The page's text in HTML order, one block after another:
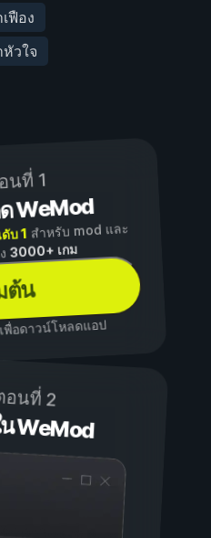
ฟือง
วใจ
นที่ 1
WeMod
บ 1 สำหรับ mod และ
3000+ เกม
ต้น
อดาวน์โหลดแอป
นที่ 2
น WeMod